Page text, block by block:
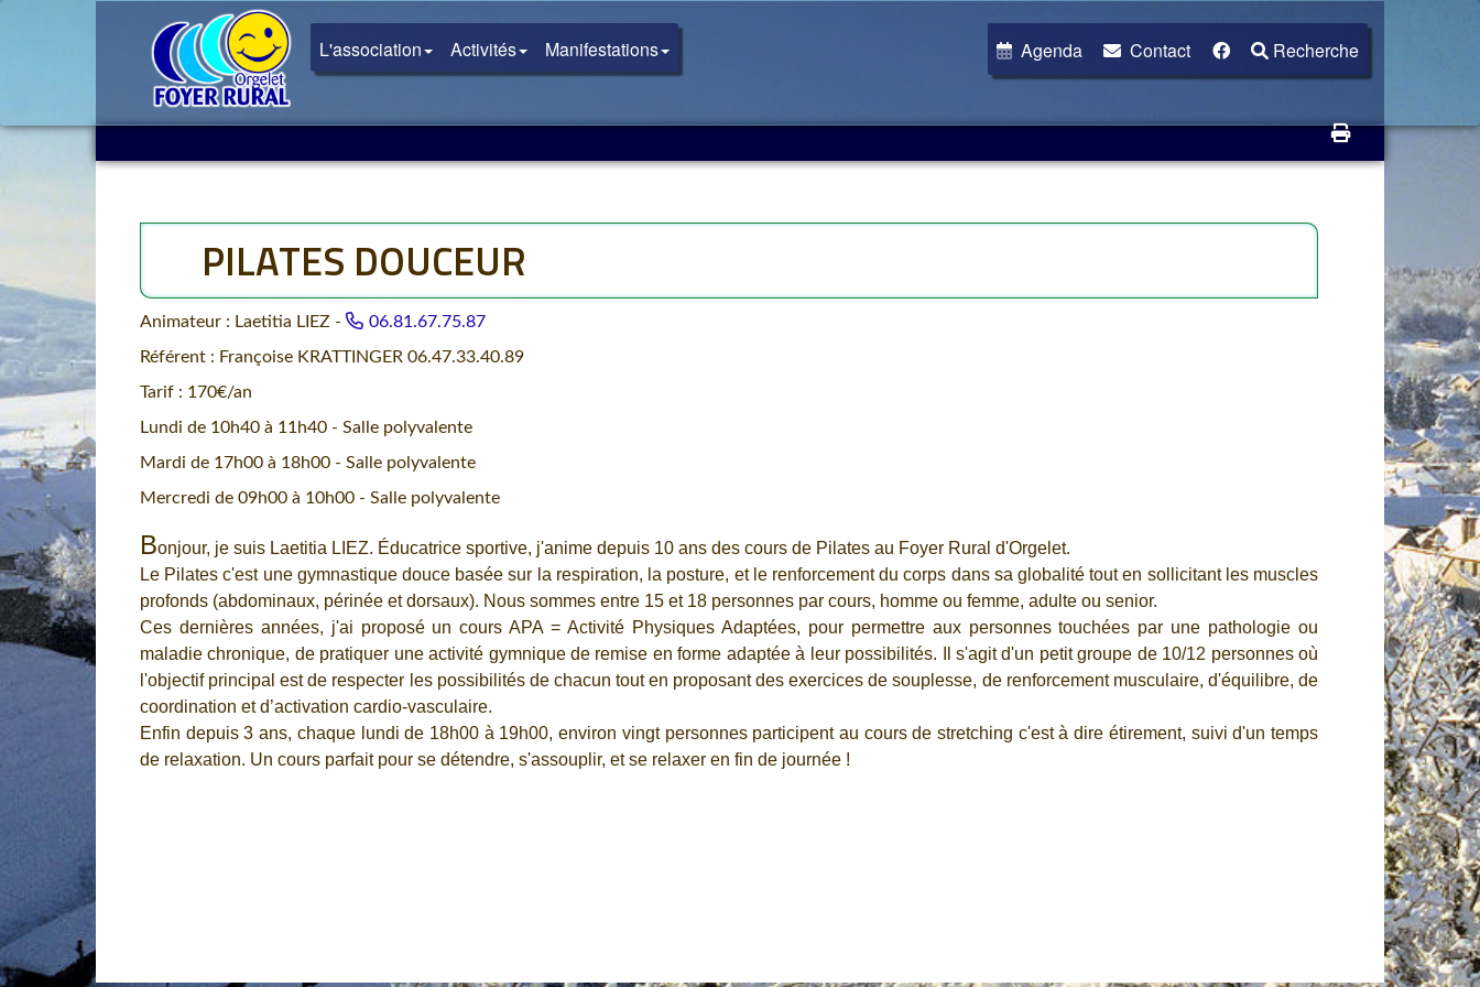
Agenda Contact Recherche
L'association Activités Manifestations
PILATES DOUCEUR
Animateur : Laetitia LIEZ -
06.81.67.75.87
Référent : Françoise KRATTINGER 06.47.33.40.89
Tarif : 170€/an
Lundi de 10h40 à 11h40 - Salle polyvalente
Mardi de 17h00 à 18h00 - Salle polyvalente
Mercredi de 09h00 à 10h00 - Salle polyvalente
Bonjour, je suis Laetitia LIEZ. Éducatrice sportive, j'anime depuis 10 ans des cours de Pilates au Foyer Rural d'Orgelet.
Le Pilates c'est une gymnastique douce basée sur la respiration, la posture, et le renforcement du corps dans sa globalité tout en sollicitant les muscles
profonds (abdominaux, périnée et dorsaux). Nous sommes entre 15 et 18 personnes par cours, homme ou femme, adulte ou senior.
Ces dernières années, j'ai proposé un cours APA = Activité Physiques Adaptées, pour permettre aux personnes touchées par une pathologie ou
maladie chronique, de pratiquer une activité gymnique de remise en forme adaptée à leur possibilités. Il s'agit d'un petit groupe de 10/12 personnes où
l'objectif principal est de respecter les possibilités de chacun tout en proposant des exercices de souplesse, de renforcement musculaire, d'équilibre, de
coordination et d’activation cardio-vasculaire.
Enfin depuis 3 ans, chaque lundi de 18h00 à 19h00, environ vingt personnes participent au cours de stretching c'est à dire étirement, suivi d'un temps
de relaxation. Un cours parfait pour se détendre, s'assouplir, et se relaxer en fin de journée !